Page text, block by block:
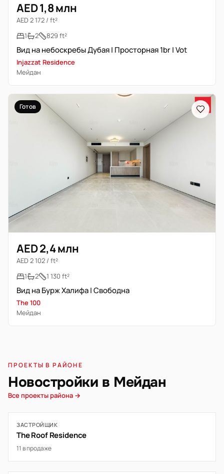
AED 1,8 млн
AED 2 172 / ft²
1
2 829 ft²
Вид на небоскребы Дубая | Просторная 1br | Vot
Injazzat Residence
Мейдан
Готов
AED 2,4 млн
AED 2 102 / ft²
1
2 1 130 ft²
Вид на Бурж Халифа | Свободна
The 100
Мейдан
ПРОЕКТЫ В РАЙОНЕ
Новостройки в Мейдан
Все проекты района →
ЗАСТРОЙЩИК
The Roof Residence
11 в продаже